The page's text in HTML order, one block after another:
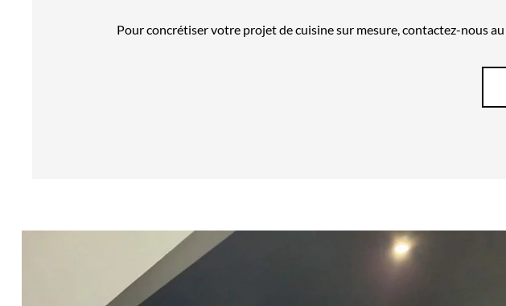
Pour concrétiser votre projet de cuisine sur mesure, contactez-nous au